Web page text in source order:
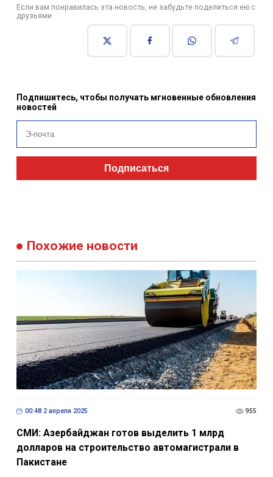
Если вам понравилась эта новость, не забудьте поделиться ею с
друзьями
Подпишитесь, чтобы получать мгновенные обновления
новостей
Подписаться
Похожие новости
00:48 2 апреля 2025 955
СМИ: Азербайджан готов выделить 1 млрд
долларов на строительство автомагистрали в
Пакистане